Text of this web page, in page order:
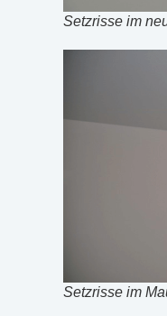
Setzrisse im
Setzrisse im